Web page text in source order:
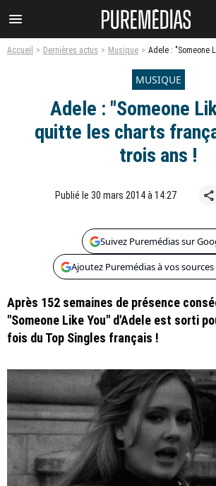
menu
Accueil Dernières actus Musique Adele : "Someone Like You"
MUSIQUE
Adele : "Someone
quitte les charts
trois ans !
Publié le 30 mars 2014 à 14:27 share
Suivez Puremédias sur
Ajoutez Puremédias à vos
Après 152 semaines de présence
"Someone Like You" d'Adele est sorti
fois du Top Singles français !